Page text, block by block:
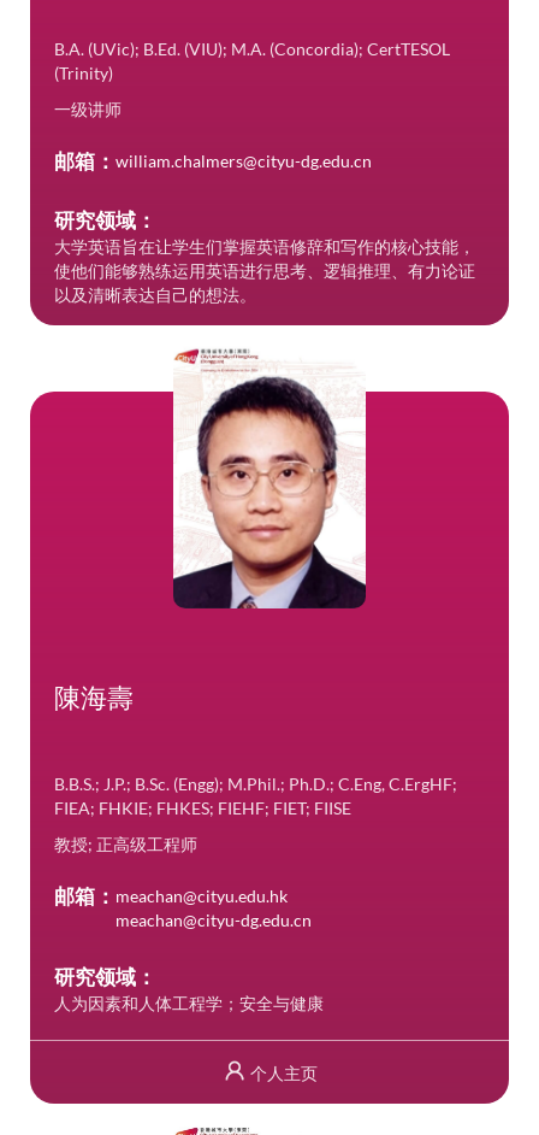
B.A. (UVic); B.Ed. (VIU); M.A. (Concordia); CertTESOL
(Trinity)
一级讲师
邮箱： william.chalmers@cityu-dg.edu.cn
研究领域：
大学英语旨在让学生们掌握英语修辞和写作的核心技能，
使他们能够熟练运用英语进行思考、逻辑推理、有力论证
以及清晰表达自己的想法。
陳海壽
B.B.S.; J.P.; B.Sc. (Engg); M.Phil.; Ph.D.; C.Eng, C.ErgHF;
FIEA; FHKIE; FHKES; FIEHF; FIET; FIISE
教授; 正高级工程师
邮箱： meachan@cityu.edu.hk
meachan@cityu-dg.edu.cn
研究领域：
人为因素和人体工程学；安全与健康
个人主页